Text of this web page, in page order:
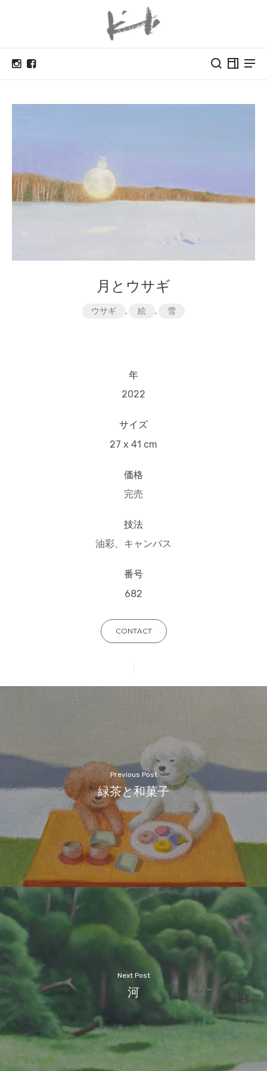
月とウサギ
ウサギ , 絵 , 雪
年
2022
サイズ
27 x 41 cm
価格
完売
技法
油彩、キャンバス
番号
682
CONTACT
Previous Post
緑茶と和菓子
Next Post
河